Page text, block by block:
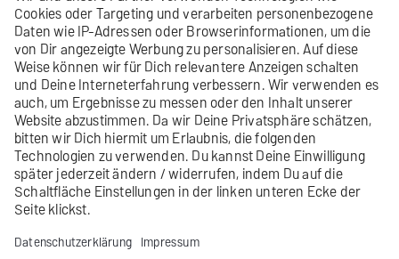
Video Guide: Gutschein-Code Plug-in